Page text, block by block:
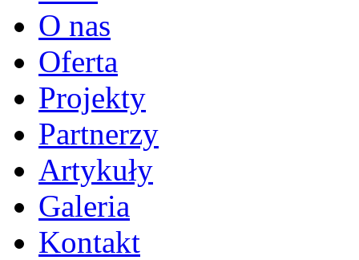
O nas
Oferta
Projekty
Partnerzy
Artykuły
Galeria
Kontakt